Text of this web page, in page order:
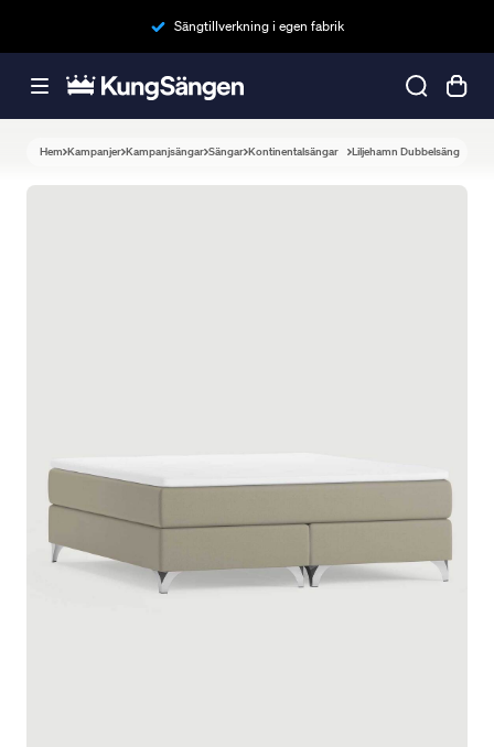
Sängtillverkning i egen fabrik
Hem Kampanjer Kampanjsängar Sängar Kontinentalsängar Liljehamn Dubbelsäng